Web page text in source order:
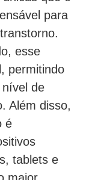
para
esse
permitindo
de
Além disso,
é
tablets e
maior